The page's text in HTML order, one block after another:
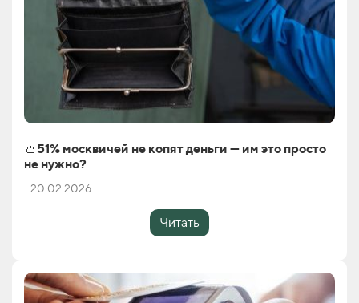
👛51% москвичей не копят деньги — им это просто
не нужно?
20.02.2026
Читать